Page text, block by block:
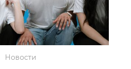
Новости